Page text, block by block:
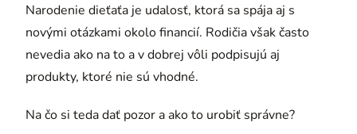
Narodenie dieťaťa je udalosť, ktorá sa spája aj s
novými otázkami okolo financií. Rodičia však často
nevedia ako na to a v dobrej vôli podpisujú aj
produkty, ktoré nie sú vhodné.
Na čo si teda dať pozor a ako to urobiť správne?